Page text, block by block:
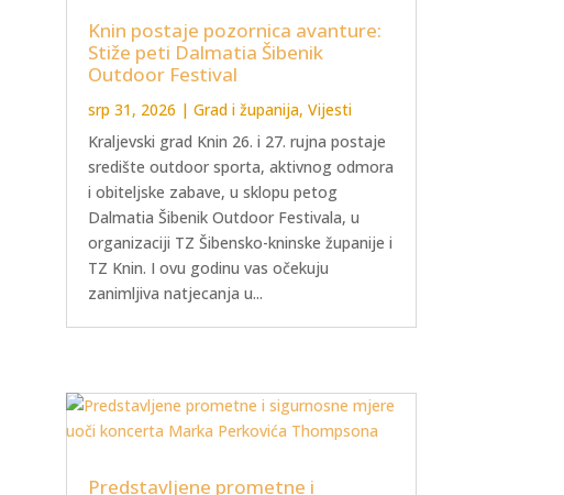
Knin postaje pozornica avanture:
Stiže peti Dalmatia Šibenik
Outdoor Festival
srp 31, 2026 | Grad i županija, Vijesti
Kraljevski grad Knin 26. i 27. rujna postaje
središte outdoor sporta, aktivnog odmora
i obiteljske zabave, u sklopu petog
Dalmatia Šibenik Outdoor Festivala, u
organizaciji TZ Šibensko-kninske županije i
TZ Knin. I ovu godinu vas očekuju
zanimljiva natjecanja u...
Predstavljene prometne i